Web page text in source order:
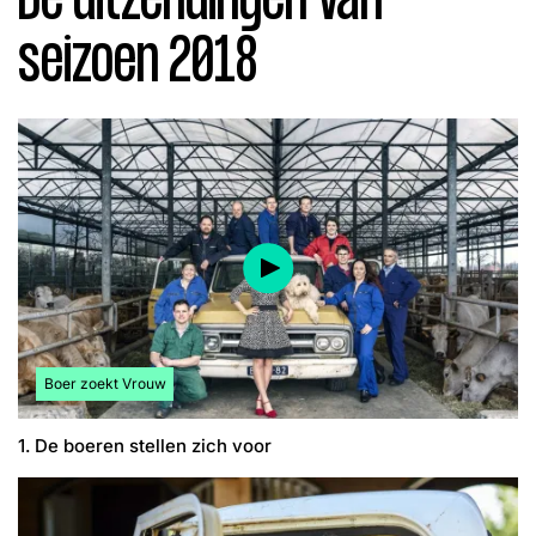
seizoen 2018
Bekijk meer artikelen over:
Boer zoekt Vrouw
1. De boeren stellen zich voor